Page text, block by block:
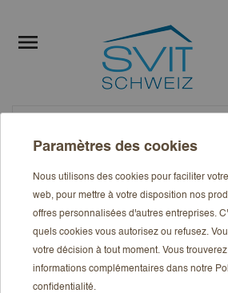

Paramètres des cookies
Nous utilisons des cookies pour faciliter
web, pour mettre à votre disposition nos
offres personnalisées d'autres entreprises.
quels cookies vous autorisez ou refusez.
votre décision à tout moment. Vous
informations complémentaires dans notre
confidentialité.